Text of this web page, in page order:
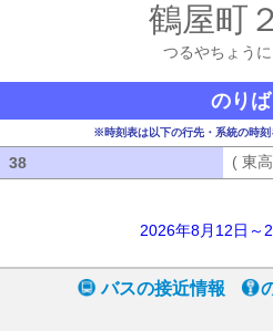
鶴屋町
つるやちょう
のり
※時刻表は以下の行先・系統の時
38 ( 東
2026年8月12日～
バスの接近情報